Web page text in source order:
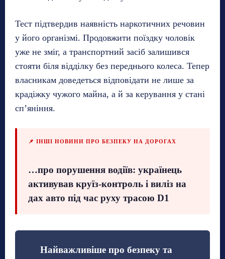
Тест підтвердив наявність наркотичних речовин
у його організмі. Продовжити поїздку чоловік
уже не зміг, а транспортний засіб залишився
стояти біля відділку без переднього колеса. Тепер
власникам доведеться відповідати не лише за
крадіжку чужого майна, а й за керування у стані
сп’яніння.
📌 ІНШІ НОВИНИ ПРО БЕЗПЕКУ НА ДОРОГАХ
…про порушення водіїв: українець
активував круїз-контроль і виліз на
дах авто під час руху трасою D1
Найважливіше про безпеку та